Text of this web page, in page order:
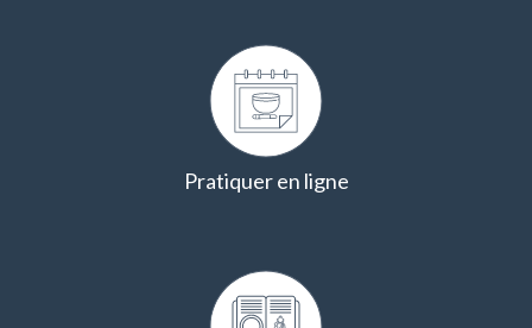
Pratiquer en ligne